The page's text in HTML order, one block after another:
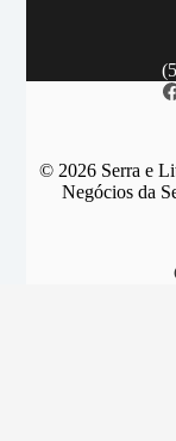
© 2026 Serra e
Negócios da